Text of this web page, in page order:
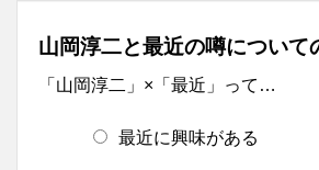
山岡淳二と最近の噂について
「山岡淳二」×「最近」って…
最近に興味がある